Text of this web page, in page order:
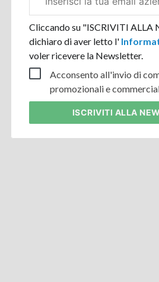
aziendale
Cliccando su "ISCRIVITI ALLA
dichiaro di aver letto l'
voler ricevere la Newsletter.
Acconsento all'invio di
promozionali e
ISCRIVITI ALLA